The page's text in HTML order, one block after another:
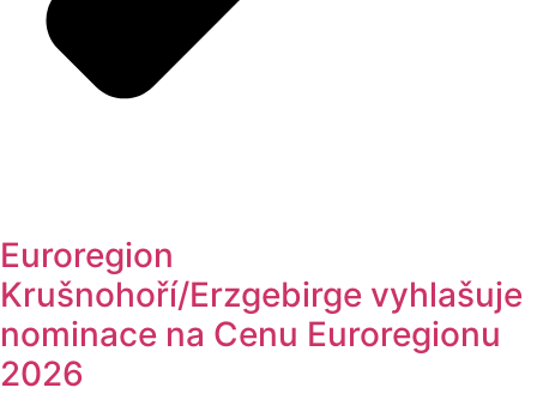
Euroregion
Krušnohoří/Erzgebirge vyhlašuje
nominace na Cenu Euroregionu
2026